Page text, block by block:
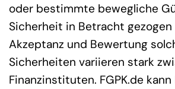
oder bestimmte bewegliche
Sicherheit in Betracht gezogen
Akzeptanz und Bewertung
Sicherheiten variieren stark
Finanzinstituten. FGPK.de